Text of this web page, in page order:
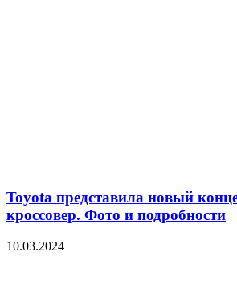
Toyota представила новый
кроссовер. Фото и подробности
10.03.2024